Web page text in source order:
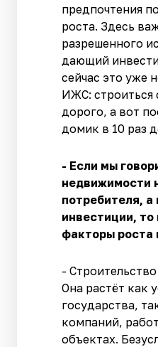
предпочтения
роста. Здесь
разрешенного
дающий
сейчас это уже
ИЖС: строиться
дорого, а вот
домик в 10 раз
- Если мы
недвижимости
потребителя, а
инвестиции,
факторы роста
-
Она растёт как
государства,
компаний,
объектах.